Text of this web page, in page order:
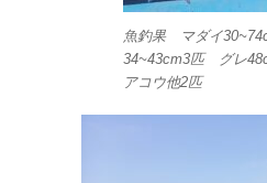
魚釣果 マダイ
34~43cm3匹 グレ
アコウ他2匹